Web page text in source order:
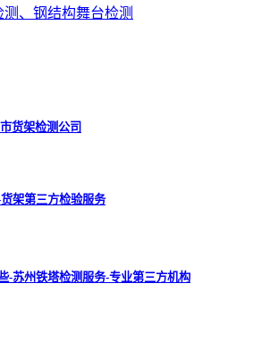
、钢结构舞台检测
货架检测公司
架第三方检验服务
-苏州铁塔检测服务-专业第三方机构